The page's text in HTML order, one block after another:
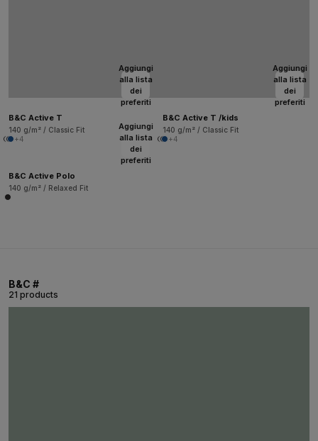
Aggiungi
alla lista
dei
preferiti
B&C Active T
140 g/m² / Classic Fit
+4
Aggiungi
alla lista
dei
preferiti
B&C Active T /kids
140 g/m² / Classic Fit
+4
Aggiungi
alla lista
dei
preferiti
B&C Active Polo
140 g/m² / Relaxed Fit
B&C #
21 products